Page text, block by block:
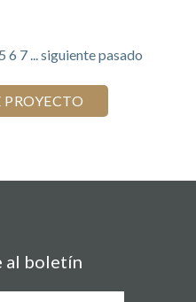
5 6 7 ...siguientepasado
al boletín